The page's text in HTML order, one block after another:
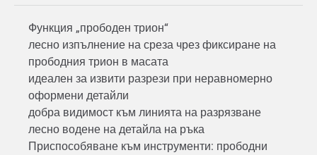
Функция „прободен трион“
лесно изпълнение на среза чрез фиксиране на
прободния трион в масата
идеален за извити разрези при неравномерно
оформени детайли
добра видимост към линията на разрязване
лесно водене на детайла на ръка
Приспособяване към инструменти: прободни